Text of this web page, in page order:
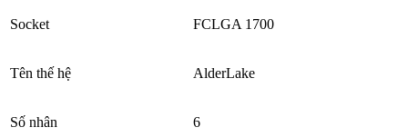
Socket FCLGA 1700
Tên thế hệ AlderLake
Số nhân 6